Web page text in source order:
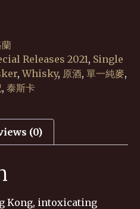
Releases 2021, Single
,Whisky, 原酒, 單一純麥,
, 泰斯卡
(0)
Kong, intoxicating